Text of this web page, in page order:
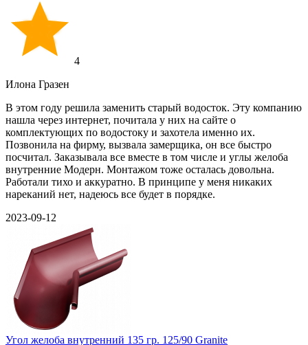
4
Илона Гразен
В этом году решила заменить старый водосток. Эту компанию
нашла через интернет, почитала у них на сайте о
комплектующих по водостоку и захотела именно их.
Позвонила на фирму, вызвала замерщика, он все быстро
посчитал. Заказывала все вместе в том числе и углы желоба
внутренние Модерн. Монтажом тоже осталась довольна.
Работали тихо и аккуратно. В принципе у меня никаких
нареканий нет, надеюсь все будет в порядке.
2023-09-12
Угол желоба внутренний 135 гр. 125/90 Granite